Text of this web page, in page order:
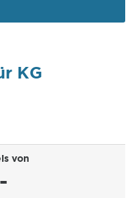
KG
von